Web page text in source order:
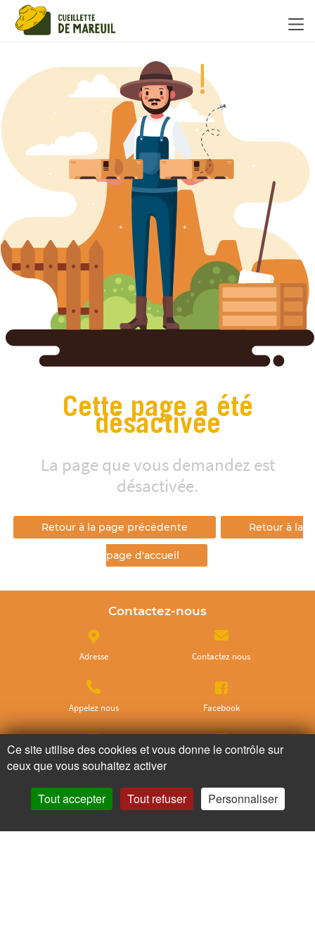
Cette page a été
désactivée
La page que vous demandez est
désactivée.
Retour à la page précédente Retour à la
page d'accueil
Contactez-nous
Adresse Contactez nous
Appelez nous Facebook
Instagram
Ne ratez plus rien,
Panneau de gestion des cookies
Ce site utilise des cookies et vous donne le contrôle sur
ceux que vous souhaitez activer
Tout accepter Tout refuser Personnaliser